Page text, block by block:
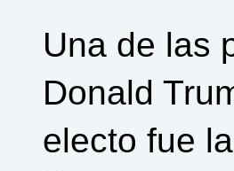
Una de las
Donald
electo fue